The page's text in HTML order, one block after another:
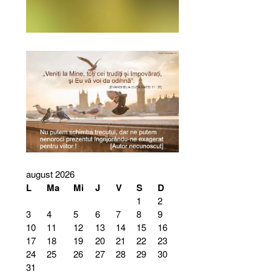
august 2026
L Ma Mi J V S D
1
2
3
4 5 6 7 8
9
10
11 12 13 14 15
16
17
18 19 20 21 22
23
24
25 26 27 28 29
30
31